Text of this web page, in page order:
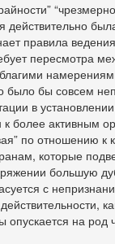
действительно
правила
пересмотра
бы совсем
в
более активным
по отношению
которые
большую
с
на род